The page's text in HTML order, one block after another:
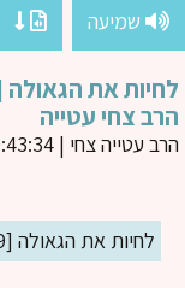
שמיעה
צחי עטייה
עטייה צחי| 0:43:34 | כא' שבט תשפ"ו
לחיות את הגאולה [9] | ריצה למצוות בדור הגאולה | הרב צחי עטייה